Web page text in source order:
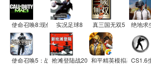
使命召唤8:现代战争3实况足球8 真三国无双5 绝地求
使命召唤5：战争世界抢滩登陆战2012和平精英模拟器应用宝
CS1.6